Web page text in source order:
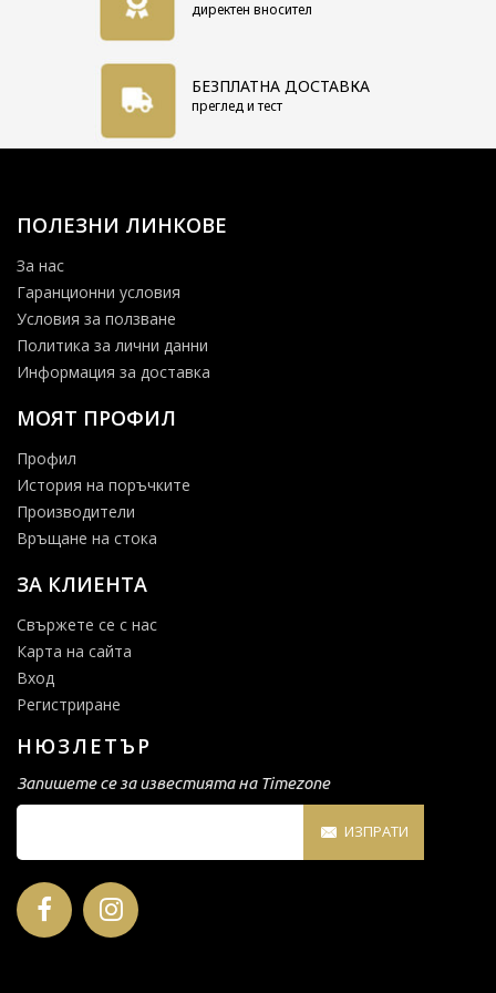
Форма корпус
Механизъм
Циферблат
Водоустойчивост
директен вносител
БЕЗПЛАТНА ДОСТАВКА
преглед и тест
ПОЛЕЗНИ ЛИНКОВЕ
За нас
Гаранционни условия
Условия за ползване
Политика за лични данни
Информация за доставка
МОЯТ ПРОФИЛ
Профил
История на поръчките
Производители
Връщане на стока
ЗА КЛИЕНТА
Свържете се с нас
Карта на сайта
Вход
Регистриране
НЮЗЛЕТЪР
Запишете се за известията на Timezone
ИЗПРАТИ